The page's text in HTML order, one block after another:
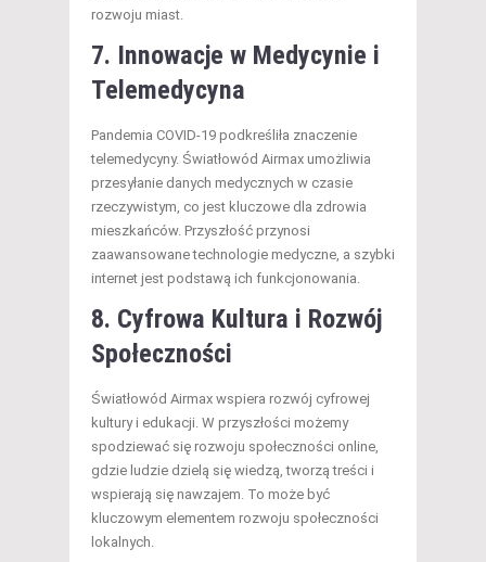
rozwoju miast.
7. Innowacje w Medycynie i
Telemedycyna
Pandemia COVID-19 podkreśliła znaczenie
telemedycyny. Światłowód Airmax umożliwia
przesyłanie danych medycznych w czasie
rzeczywistym, co jest kluczowe dla zdrowia
mieszkańców. Przyszłość przynosi
zaawansowane technologie medyczne, a szybki
internet jest podstawą ich funkcjonowania.
8. Cyfrowa Kultura i Rozwój
Społeczności
Światłowód Airmax wspiera rozwój cyfrowej
kultury i edukacji. W przyszłości możemy
spodziewać się rozwoju społeczności online,
gdzie ludzie dzielą się wiedzą, tworzą treści i
wspierają się nawzajem. To może być
kluczowym elementem rozwoju społeczności
lokalnych.